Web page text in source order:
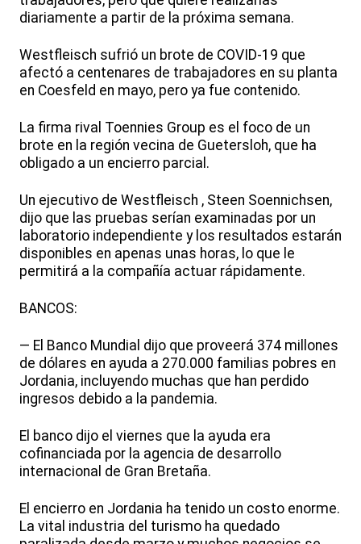
diariamente a partir de la próxima semana.
Westfleisch sufrió un brote de COVID-19 que
afectó a centenares de trabajadores en su planta
en Coesfeld en mayo, pero ya fue contenido.
La firma rival Toennies Group es el foco de un
brote en la región vecina de Guetersloh, que ha
obligado a un encierro parcial.
Un ejecutivo de Westfleisch , Steen Soennichsen,
dijo que las pruebas serían examinadas por un
laboratorio independiente y los resultados estarán
disponibles en apenas unas horas, lo que le
permitirá a la compañía actuar rápidamente.
BANCOS:
— El Banco Mundial dijo que proveerá 374 millones
de dólares en ayuda a 270.000 familias pobres en
Jordania, incluyendo muchas que han perdido
ingresos debido a la pandemia.
El banco dijo el viernes que la ayuda era
cofinanciada por la agencia de desarrollo
internacional de Gran Bretaña.
El encierro en Jordania ha tenido un costo enorme.
La vital industria del turismo ha quedado